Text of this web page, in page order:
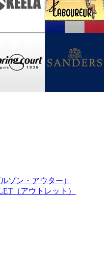
ゾン・アウター）
（アウトレット）